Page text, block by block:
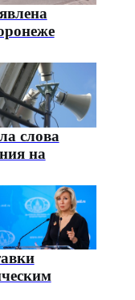
слова
на